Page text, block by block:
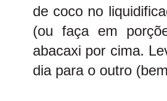
de coco no
(ou faça em
abacaxi por cima.
dia para o outro